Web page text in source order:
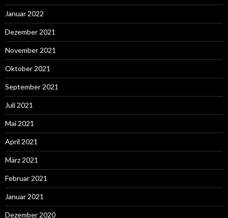
Januar 2022
Dezember 2021
November 2021
Oktober 2021
September 2021
Juli 2021
Mai 2021
April 2021
März 2021
Februar 2021
Januar 2021
Dezember 2020